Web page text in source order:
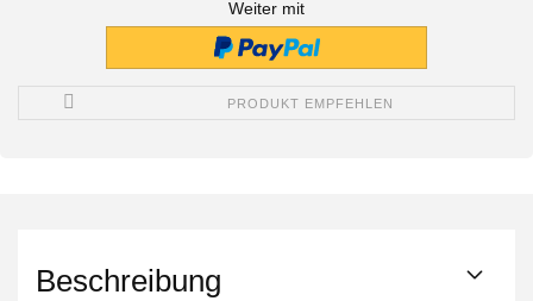
Weiter mit
PRODUKT EMPFEHLEN
Beschreibung